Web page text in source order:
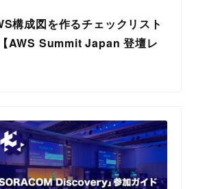
構成図を作るチェックリスト
AWS Summit Japan 登壇レ